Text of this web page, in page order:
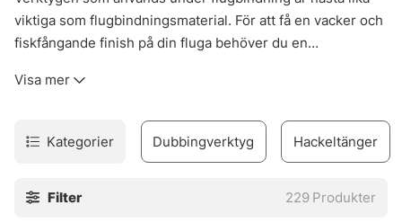
viktiga som flugbindningsmaterial. För att få en vacker och
fiskfångande finish på din fluga behöver du en
använda din bindtråd. Letar du efter saxar, trådhållare,
hittat rätt. Vi har en rad olika framstående leverantörer i
denna kategori som Loon, Petitjean, Gulff, Stonfo och
Visa mer
Kategorier Dubbingverktyg Hackeltänger
Filter 229 Produkter